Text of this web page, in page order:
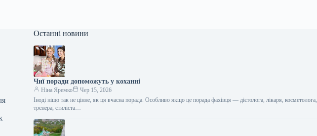
Останні новини
Чиї поради допоможуть у коханні
Ніна Яремко
Чер 15, 2026
Іноді ніщо так не цінне, як ця вчасна порада. Особливо якщо це порада фахівця — дієтолога, лікаря, косметолога,
тренера, стиліста…